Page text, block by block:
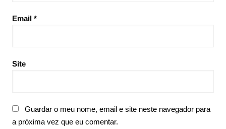
Email *
Site
Guardar o meu nome, email e site neste navegador para
a próxima vez que eu comentar.